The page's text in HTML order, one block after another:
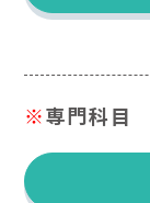
※専門科目